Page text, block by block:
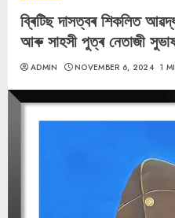
ব্ৰিটিছ দাসত্বৰ শিকলিত
আৰু সাহসী পুত্ৰ নেতাজী
ADMIN NOVEMBER 6, 2024 1